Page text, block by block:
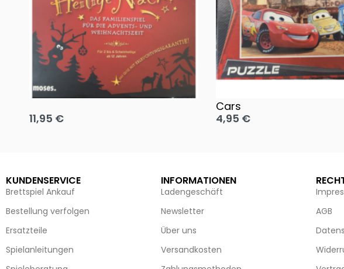
Oh, heilige Nacht!
11,95 €
Cars
4,95 €
KUNDENSERVICE
Brettspiel Ankauf
Bestellung verfolgen
Ersatzteile
Spielanleitungen
INFORMATIONEN
Ladengeschäft
Newsletter
Über uns
Versandkosten
AGB